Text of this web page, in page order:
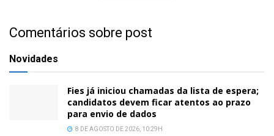
Comentários sobre post
Novidades
Fies já iniciou chamadas da lista de espera;
candidatos devem ficar atentos ao prazo
para envio de dados
8 DE AGOSTO DE 2026, 10:29H